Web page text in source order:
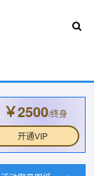
￥2500/终身
开通VIP